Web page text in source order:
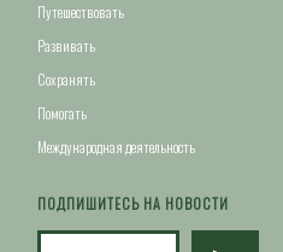
Путешествовать
Развивать
Сохранять
Помогать
Международная деятельность
ПОДПИШИТЕСЬ НА НОВОСТИ